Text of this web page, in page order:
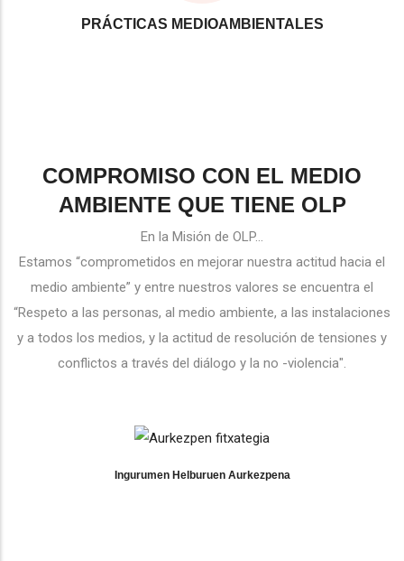
PRÁCTICAS MEDIOAMBIENTALES
COMPROMISO CON EL MEDIO
AMBIENTE QUE TIENE OLP
En la Misión de OLP...
Estamos “comprometidos en mejorar nuestra actitud hacia el
medio ambiente” y entre nuestros valores se encuentra el
“Respeto a las personas, al medio ambiente, a las instalaciones
y a todos los medios, y la actitud de resolución de tensiones y
conflictos a través del diálogo y la no -violencia".
Ingurumen Helburuen Aurkezpena